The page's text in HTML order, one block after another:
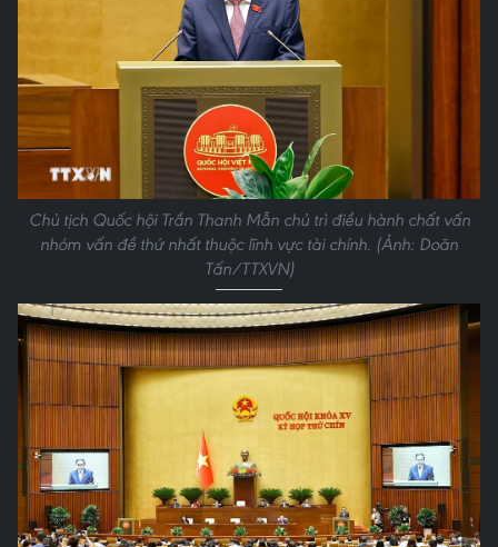
Chủ tịch Quốc hội Trần Thanh Mẫn chủ trì điều hành chất vấn
nhóm vấn đề thứ nhất thuộc lĩnh vực tài chính. (Ảnh: Doãn
Tấn/TTXVN)